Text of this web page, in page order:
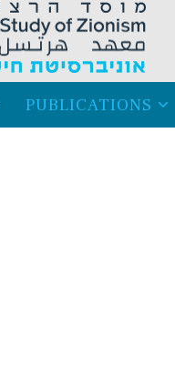
PUBLICATIONS